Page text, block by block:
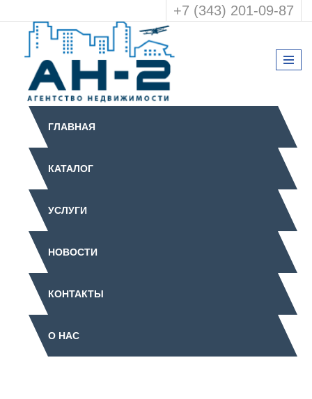
+7 (343) 201-09-87
ГЛАВНАЯ
КАТАЛОГ
УСЛУГИ
НОВОСТИ
КОНТАКТЫ
О НАС